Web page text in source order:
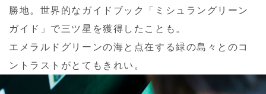
勝地。世界的なガイドブック「ミシュラングリーン
ガイド」で三ツ星を獲得したことも。
エメラルドグリーンの海と点在する緑の島々とのコ
ントラストがとてもきれい。